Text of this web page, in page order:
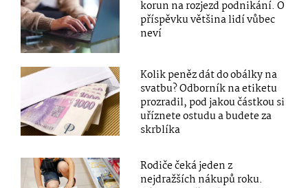
korun na rozjezd podnikání. O
příspěvku většina lidí vůbec
neví
Kolik peněz dát do obálky na
svatbu? Odborník na etiketu
prozradil, pod jakou částkou si
uříznete ostudu a budete za
skrblíka
Rodiče čeká jeden z
nejdražších nákupů roku.